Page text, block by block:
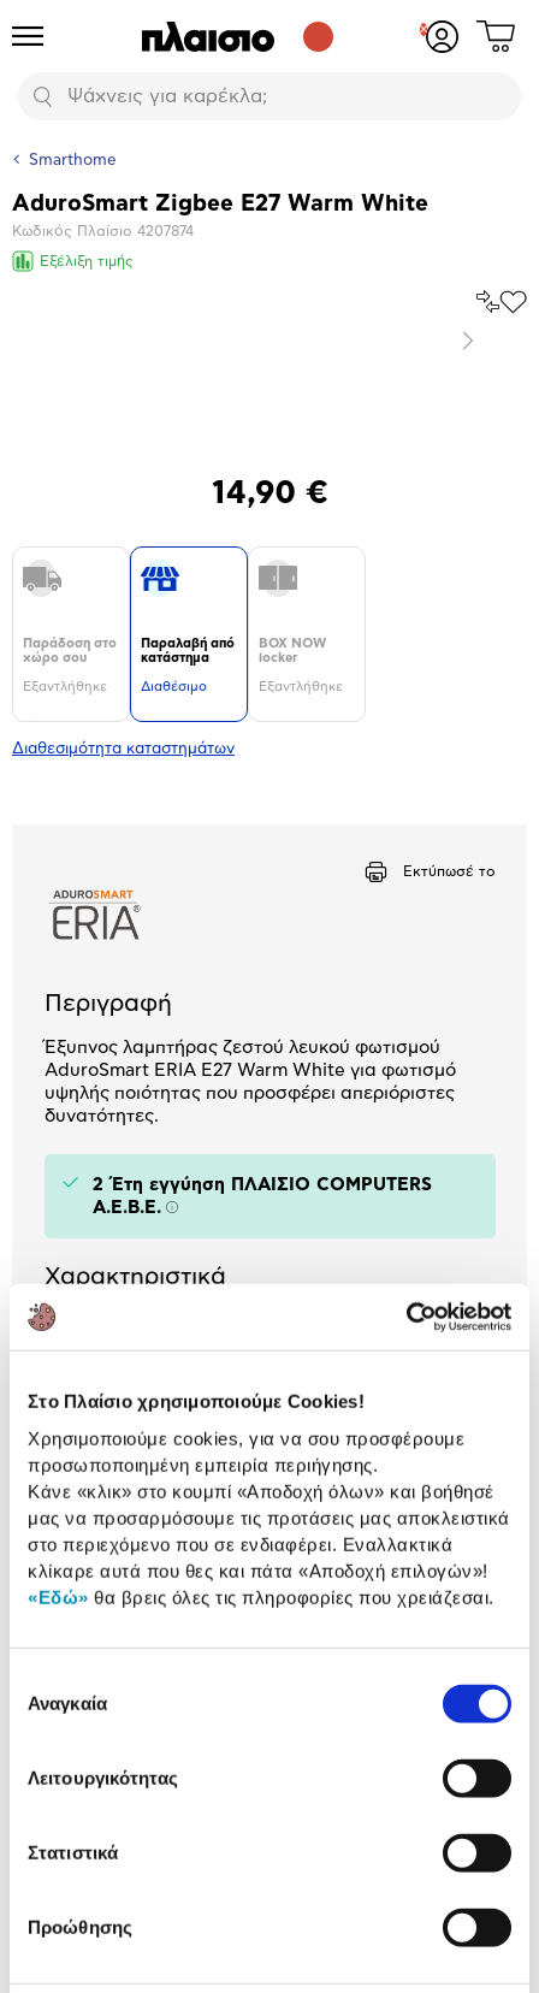
Στο Πλαίσιο χρησιμοποιούμε Cookies!
Χρησιμοποιούμε cookies, για να σου προσφέρουμε
προσωποποιημένη εμπειρία περιήγησης.
Κάνε «κλικ» στο κουμπί «Αποδοχή όλων» και βοήθησέ
μας να προσαρμόσουμε τις προτάσεις μας αποκλειστικά
στο περιεχόμενο που σε ενδιαφέρει. Εναλλακτικά
κλίκαρε αυτά που θες και πάτα «Αποδοχή επιλογών»!
«Εδώ» θα βρεις όλες τις πληροφορίες που χρειάζεσαι.
συγκατάθεσης
Αναγκαία
Λειτουργικότητας
Στατιστικά
Προώθησης
Προϊόντα
Αναζήτηση
Δες
Smarthome
Βασικά
χαρακτηριστικά
AduroSmart Zigbee E27 Warm White
Κωδικός Πλαίσιο 4207874
Εξέλιξη τιμής
Επόμενο
14,90 €
Παράδοση στο
χώρο σου
Εξαντλήθηκε
Παραλαβή από
κατάστημα
Διαθέσιμο
BOX NOW
locker
Εξαντλήθηκε
Διαθεσιμότητα καταστημάτων
Εκτύπωσέ το
Περιγραφή
Έξυπνος λαμπτήρας ζεστού λευκού φωτισμού
AduroSmart ERIA E27 Warm White για φωτισμό
υψηλής ποιότητας που προσφέρει απεριόριστες
δυνατότητες.
2 Έτη εγγύηση ΠΛΑΙΣΙΟ COMPUTERS
A.E.B.E. Πληροφορίες
Χαρακτηριστικά
Smart Bulbs
Amazon Alexa /
Application: AduroSmart Eria
Αναλυτική
παρουσίαση
Αναλυτική παρουσίαση
Προδιαγραφές
προϊόντος
Δες τι κλίκαραν όσοι είδαν το ίδιο